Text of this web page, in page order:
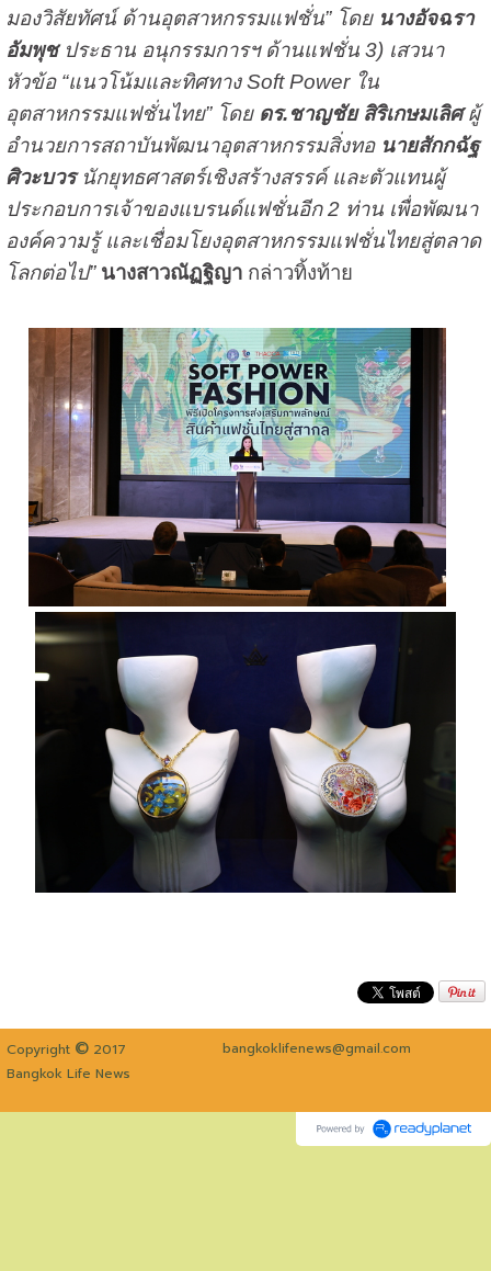
มองวิสัยทัศน์ ด้านอุตสาหกรรมแฟชั่น” โดย นางอัจฉรา
อัมพุชประธาน อนุกรรมการฯ ด้านแฟชั่น 3) เสวนา
หัวข้อ “แนวโน้มและทิศทาง Soft Power ใน
อุตสาหกรรมแฟชั่นไทย” โดย ดร.ชาญชัย สิริเกษมเลิศผู้
อำนวยการสถาบันพัฒนาอุตสาหกรรมสิ่งทอ นายสักกฉัฐ
ศิวะบวรนักยุทธศาสตร์เชิงสร้างสรรค์ และตัวแทนผู้
ประกอบการเจ้าของแบรนด์แฟชั่นอีก 2 ท่าน เพื่อพัฒนา
องค์ความรู้ และเชื่อมโยงอุตสาหกรรมแฟชั่นไทยสู่ตลาด
โลกต่อไป” นางสาวณัฏฐิญากล่าวทิ้งท้าย
Copyright © 2017
bangkoklifenews@gmail.com
Bangkok Life News